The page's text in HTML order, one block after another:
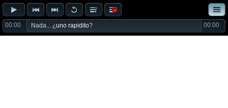
00:00 Nada... ¿uno rapidito? 00:00